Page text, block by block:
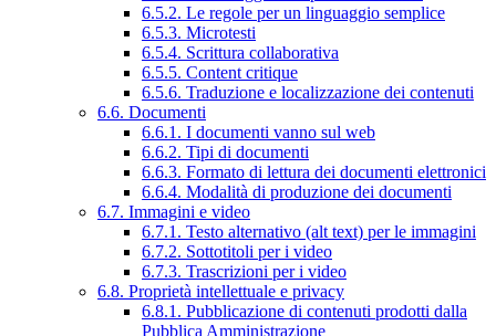
6.5.2. Le regole per un linguaggio semplice
6.5.3. Microtesti
6.5.4. Scrittura collaborativa
6.5.5. Content critique
6.5.6. Traduzione e localizzazione dei contenuti
6.6. Documenti
6.6.1. I documenti vanno sul web
6.6.2. Tipi di documenti
6.6.3. Formato di lettura dei documenti elettronici
6.6.4. Modalità di produzione dei documenti
6.7. Immagini e video
6.7.1. Testo alternativo (alt text) per le immagini
6.7.2. Sottotitoli per i video
6.7.3. Trascrizioni per i video
6.8. Proprietà intellettuale e privacy
6.8.1. Pubblicazione di contenuti prodotti dalla
Pubblica Amministrazione